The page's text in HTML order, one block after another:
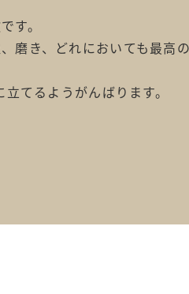
す。
磨き、どれにおいても最高
てるようがんばります。